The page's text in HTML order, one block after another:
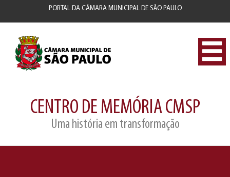
PORTAL DA CÂMARA MUNICIPAL DE SÃO PAULO
CENTRO DE MEMÓRIA CMSP
Uma história em transformação